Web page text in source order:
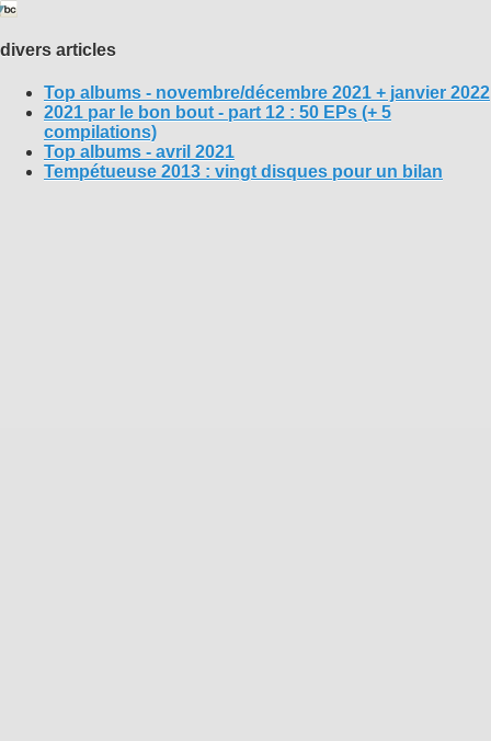
divers articles
Top albums - novembre/décembre 2021 + janvier 2022
2021 par le bon bout - part 12 : 50 EPs (+ 5
compilations)
Top albums - avril 2021
Tempétueuse 2013 : vingt disques pour un bilan